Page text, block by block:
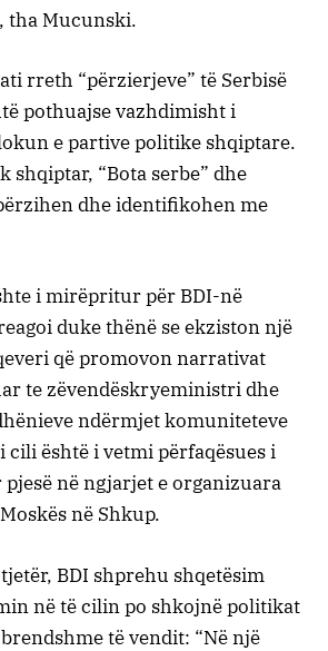
tha Mucunski.
rreth “përzierjeve” të Serbisë
pothuajse vazhdimisht i
e partive politike shqiptare.
shqiptar, “Bota serbe” dhe
dhe identifikohen me
i mirëpritur për BDI-në
duke thënë se ekziston një
që promovon narrativat
te zëvendëskryeministri dhe
ndërmjet komuniteteve
cili është i vetmi përfaqësues i
në ngjarjet e organizuara
në Shkup.
BDI shprehu shqetësim
në të cilin po shkojnë politikat
të vendit: “Në një